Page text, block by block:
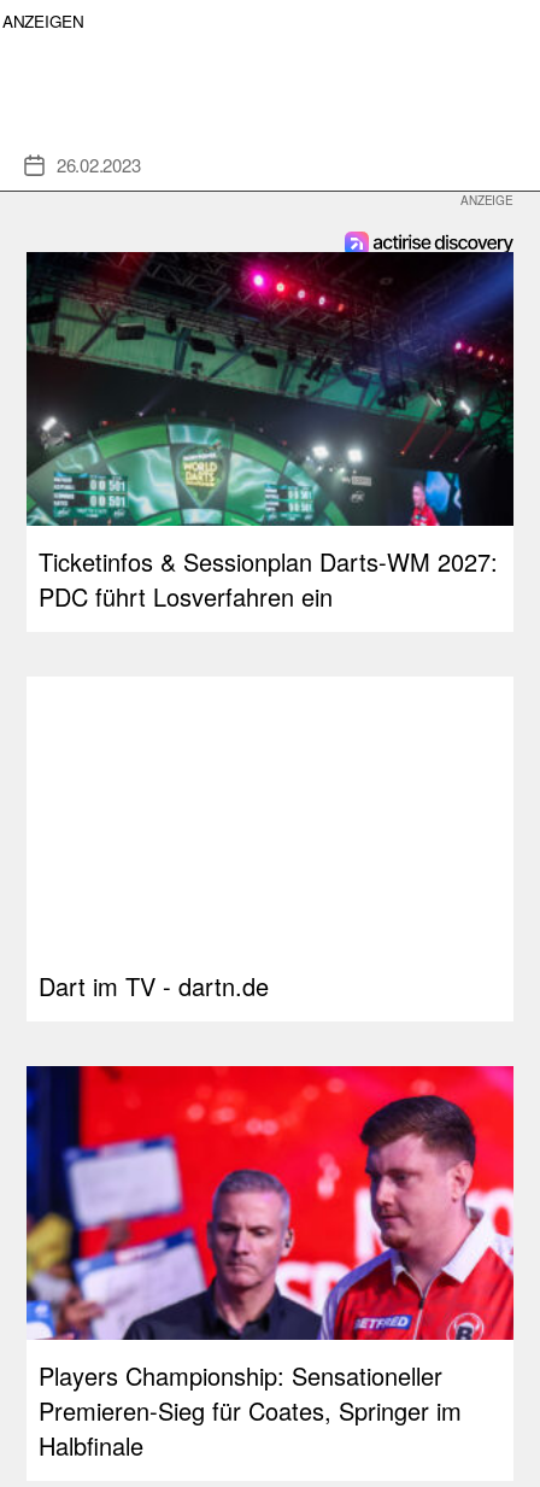
ANZEIGEN
Veröffentlichungsdatum
26.02.2023
Ticketinfos & Sessionplan Darts-WM 2027:
PDC führt Losverfahren ein
Dart im TV - dartn.de
Players Championship: Sensationeller
Premieren-Sieg für Coates, Springer im
Halbfinale